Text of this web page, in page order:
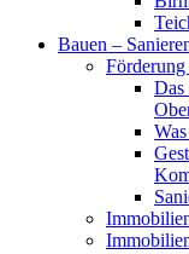
Bauen –
Das